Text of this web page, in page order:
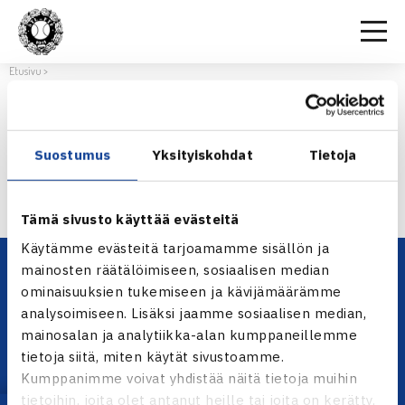
Suostumus Yksityiskohdat Tietoja
Tämä sivusto käyttää evästeitä
Käytämme evästeitä tarjoamamme sisällön ja
mainosten räätälöimiseen, sosiaalisen median
ominaisuuksien tukemiseen ja kävijämäärämme
analysoimiseen. Lisäksi jaamme sosiaalisen median,
mainosalan ja analytiikka-alan kumppaneillemme
tietoja siitä, miten käytät sivustoamme.
Kumppanimme voivat yhdistää näitä tietoja muihin
tietoihin, joita olet antanut heille tai joita on kerätty,
Etusivu >
YHTEYSTIEDOT